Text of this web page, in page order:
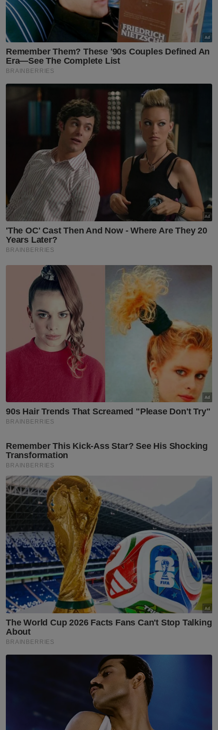
kepada 14 pasukan musim ini, yang dilihat
akan meningkatkan daya saing liga, terutama
dengan kemunculan semula Brunei DPMM
FC.
“Saya percaya kehadiran DPMM FC akan
memberi warna baharu kepada liga dan
mencabar pasukan-pasukan lain untuk
meningkatkan prestasi,” jelasnya.
Dalam masa sama, Afizal menjangkakan
Selangor FC akan menjadi antara pencabar
terdekat kepada JDT berdasarkan prestasi
memberangsangkan musim lalu yang
menyaksikan mereka muncul naib juara liga
dan menjuarai Piala Cabaran.
Berita Telus & Tulus menerusi E-Mel setiap
hari!
“Dengan komitmen tinggi di bawah
bimbingan Katsuhito Kinoshi serta peluang
beraksi di pentas Asia, Selangor FC dijangka
tampil lebih konsisten musim ini,” tambahnya.
Muat turun aplikasi Sinar Harian.Klik di sini!
SUkan
Bola Sepak
Artikel Disyorkan